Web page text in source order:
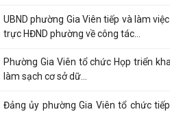
UBND phường Gia Viên tiếp và làm
trực HĐND phường về công tác...
Phường Gia Viên tổ chức Họp triển
làm sạch cơ sở dữ...
Đảng ủy phường Gia Viên tổ chức